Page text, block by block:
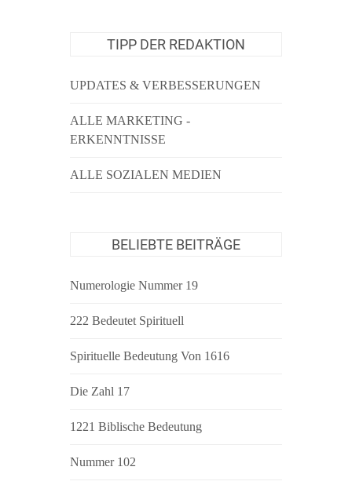
TIPP DER REDAKTION
UPDATES & VERBESSERUNGEN
ALLE MARKETING -
ERKENNTNISSE
ALLE SOZIALEN MEDIEN
BELIEBTE BEITRÄGE
Numerologie Nummer 19
222 Bedeutet Spirituell
Spirituelle Bedeutung Von 1616
Die Zahl 17
1221 Biblische Bedeutung
Nummer 102